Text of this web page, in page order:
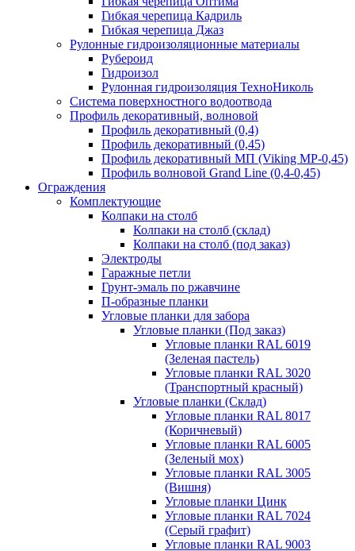
Гибкая черепица Кадриль
Гибкая черепица Джаз
Рулонные гидроизоляционные материалы
Рубероид
Гидроизол
Рулонная гидроизоляция ТехноНиколь
Система поверхностного водоотвода
Профиль декоративный, волновой
Профиль декоративный (0,4)
Профиль декоративный (0,45)
Профиль декоративный МП (Viking MP-0,45)
Профиль волновой Grand Line (0,4-0,45)
Ограждения
Комплектующие
Колпаки на столб
Колпаки на столб (склад)
Колпаки на столб (под заказ)
Электроды
Гаражные петли
Грунт-эмаль по ржавчине
П-образные планки
Угловые планки для забора
Угловые планки (Под заказ)
Угловые планки RAL 6019
(Зеленая пастель)
Угловые планки RAL 3020
(Транспортный красный)
Угловые планки (Склад)
Угловые планки RAL 8017
(Коричневый)
Угловые планки RAL 6005
(Зеленый мох)
Угловые планки RAL 3005
(Вишня)
Угловые планки Цинк
Угловые планки RAL 7024
(Серый графит)
Угловые планки RAL 9003